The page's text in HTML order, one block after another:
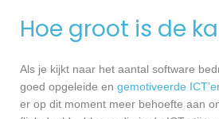
Hoe groot is de
Als je kijkt naar het aantal software
goed opgeleide en gemotiveerde
er op dit moment meer behoefte aan